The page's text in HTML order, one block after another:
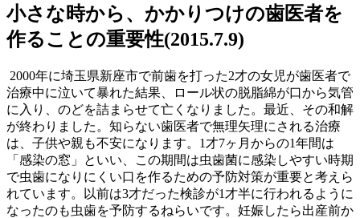
小さな時から、かかりつけの歯医者を
作ることの重要性(2015.7.9)
2000年に埼玉県新座市で前歯を打った2才の女児が歯医者で
治療中に泣いて暴れた結果、ロール状の脱脂綿が口から気管
に入り、のどを詰まらせて亡くなりました。最近、その和解
が終わりました。知らない歯医者で無理矢理にされる治療
は、子供や親も不安になります。1才7ヶ月からの1年間は
「感染の窓」といい、この期間は虫歯菌に感染しやすい時期
で虫歯になりにくい口を作るための予防対策が重要と考えら
れています。以前は3才だった検診が1才半に行われるように
なったのも虫歯を予防するねらいです。妊娠したら出産前か